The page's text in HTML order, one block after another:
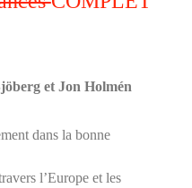
et Jon Holmén
dans la bonne
l’Europe et les